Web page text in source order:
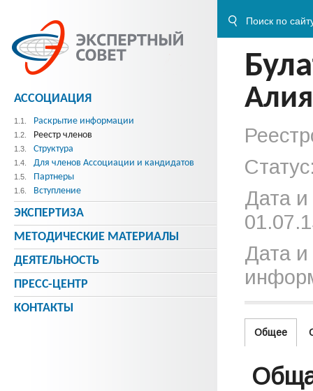
Дата
Дата и
Общее
АССОЦИАЦИЯ
1.1. Раскрытие информации
1.2. Реестр членов
1.3. Структура
1.4. Для членов Ассоциации и кандидатов
1.5. Партнеры
1.6. Вступление
ЭКСПЕРТИЗА
МЕТОДИЧЕСКИE МАТЕРИАЛЫ
ДЕЯТЕЛЬНОСТЬ
ПРЕСС-ЦЕНТР
КОНТАКТЫ